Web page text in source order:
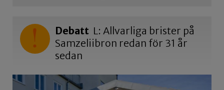
Debatt L: Allvarliga brister på
Samzeliibron redan för 31 år
sedan